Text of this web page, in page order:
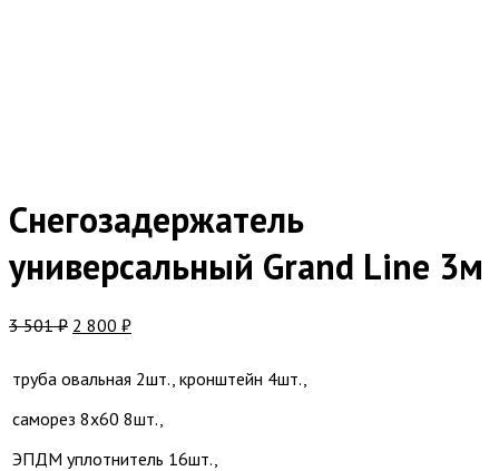
Снегозадержатель
универсальный Grand Line 3м
3 501₽ 2 800 ₽
труба овальная 2шт., кронштейн 4шт.,
саморез 8х60 8шт.,
ЭПДМ уплотнитель 16шт.,